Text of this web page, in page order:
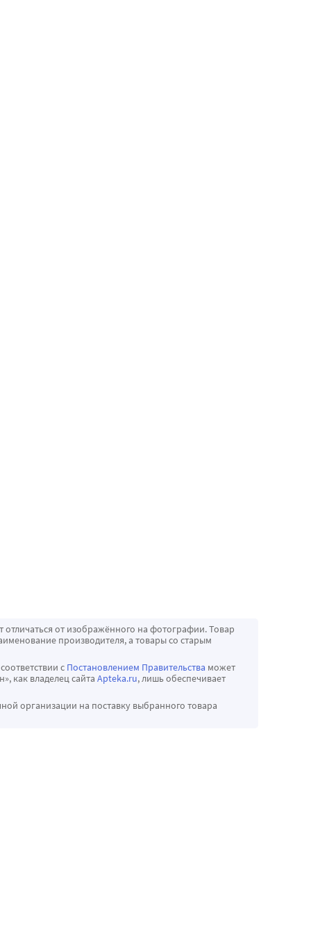
от изображённого на фотографии. Товар
производителя, а товары со старым
с Постановлением Правительства может
как владелец сайта Apteka.ru, лишь обеспечивает
организации на поставку выбранного товара